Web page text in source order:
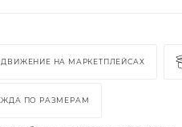
НА МАРКЕТПЛЕЙСАХ
ПО РАЗМЕРАМ